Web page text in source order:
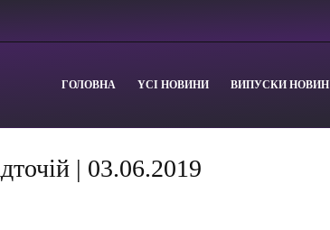
ГОЛОВНА YСІ НОВИНИ ВИПУСКИ НОВИН
| 03.06.2019